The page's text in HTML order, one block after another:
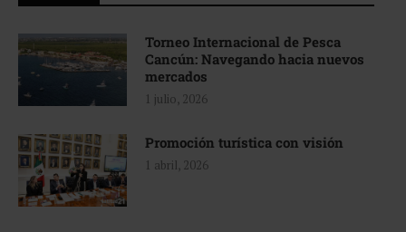
Torneo Internacional de Pesca
Cancún: Navegando hacia nuevos
mercados
1 julio, 2026
Promoción turística con visión
1 abril, 2026